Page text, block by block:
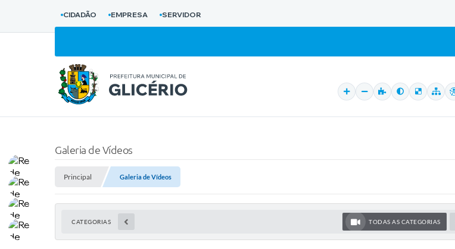
CIDADÃO EMPRESA SERVIDOR
Galeria de Vídeos
Principal Galeria de Vídeos
CATEGORIAS TODAS AS CATEGORIAS